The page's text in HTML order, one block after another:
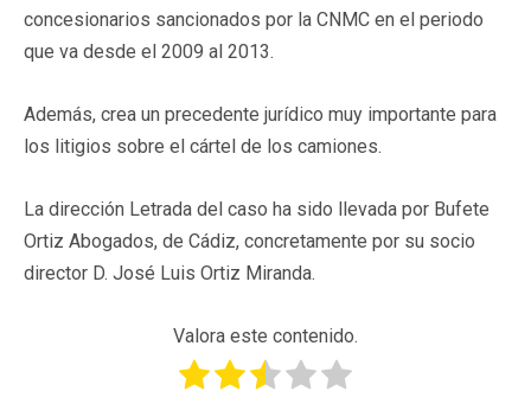
concesionarios sancionados por la CNMC en el periodo
que va desde el 2009 al 2013.
Además, crea un precedente jurídico muy importante para
los litigios sobre el cártel de los camiones.
La dirección Letrada del caso ha sido llevada por Bufete
Ortiz Abogados, de Cádiz, concretamente por su socio
director D. José Luis Ortiz Miranda.
Valora este contenido.